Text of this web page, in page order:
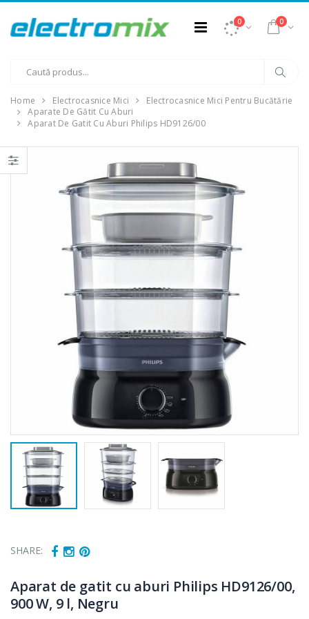
0 0
Home Electrocasnice Mici
Electrocasnice Mici Pentru Bucătărie
Aparate De Gătit Cu Aburi
Aparat De Gatit Cu Aburi Philips HD9126/00
SHARE:
Aparat de gatit cu aburi Philips HD9126/00,
900 W, 9 l, Negru